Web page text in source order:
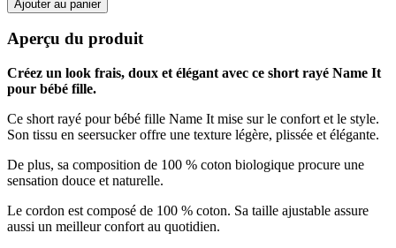
Ajouter au panier
Aperçu du produit
Créez un look frais, doux et élégant avec ce short rayé Name It
pour bébé fille.
Ce short rayé pour bébé fille Name It mise sur le confort et le style.
Son tissu en seersucker offre une texture légère, plissée et élégante.
De plus, sa composition de 100 % coton biologique procure une
sensation douce et naturelle.
Le cordon est composé de 100 % coton. Sa taille ajustable assure
aussi un meilleur confort au quotidien.